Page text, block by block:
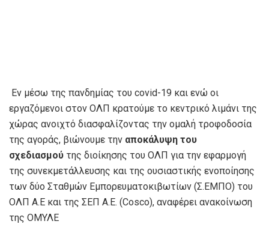
Εν μέσω της πανδημίας του covid-19 και ενώ οι
εργαζόμενοι στον OΛΠ κρατούμε το κεντρικό λιμάνι της
χώρας ανοιχτό διασφαλίζοντας την ομαλή τροφοδοσία
της αγοράς, βιώνουμε την αποκάλυψη του
σχεδιασμού της διοίκησης του ΟΛΠ για την εφαρμογή
της συνεκμετάλλευσης και της ουσιαστικής ενοποίησης
των δύο Σταθμών Εμπορευματοκιβωτίων (Σ.ΕΜΠΟ) του
OΛΠ Α.Ε και της ΣΕΠ Α.Ε. (Cosco), αναφέρει ανακοίνωση
της ΟΜΥΛΕ